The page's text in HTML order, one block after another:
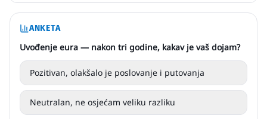
ANKETA
Uvođenje eura — nakon tri godine, kakav je vaš dojam?
Pozitivan, olakšalo je poslovanje i putovanja
Neutralan, ne osjećam veliku razliku